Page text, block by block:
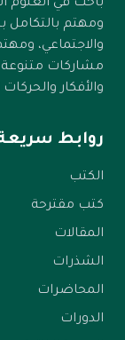
باحث في العلوم
ومهتم بالتكامل
والاجتماعي،
مشاركات متنوعة
والأفكار والحركات
روابط
الكتب
كتب مقترحة
المقالات
الشذرات
المحاضرات
الدورات